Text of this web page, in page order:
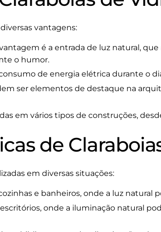
vantagens:
é a entrada de luz natural,
o humor.
de energia elétrica durante o
ser elementos de destaque na
em vários tipos de construções,
de
em diversas situações:
e banheiros, onde a luz natural
onde a iluminação natural